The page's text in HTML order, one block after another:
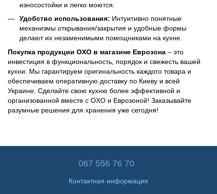
износостойки и легко моются.
Удобство использования: Интуитивно понятные
механизмы открывания/закрытия и удобные формы
делают их незаменимыми помощниками на кухне.
Покупка продукции OXO в магазине Еврозона – это
инвестиция в функциональность, порядок и свежесть вашей
кухни. Мы гарантируем оригинальность каждого товара и
обеспечиваем оперативную доставку по Киеву и всей
Украине. Сделайте свою кухню более эффективной и
организованной вместе с OXO и Еврозоной! Заказывайте
разумные решения для хранения уже сегодня!
067 556 76 70
Контактная информация